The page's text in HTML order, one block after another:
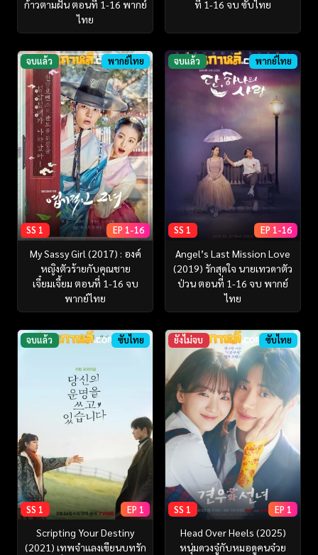
ก้าวตามฝัน ตอนที่ 1-16 พากย์
ไทย
ที่ 1-16 จบ ซับไทย
จบแล้ว พากย์ไทย
SS 1 EP 1-16
My Sassy Girl (2017) : องค์
หญิงตัวร้ายกับคุณชาย
เจี๋ยมเจี้ยม ตอนที่ 1-16 จบ
พากย์ไทย
จบแล้ว พากย์ไทย
SS 1 EP 1-16
Angel’s Last Mission Love
(2019) รักสุดใจ นายเทวดาตัว
ป่วน ตอนที่ 1-16 จบ พากย์
ไทย
จบแล้ว ซับไทย
SS 1 EP 1
Scripting Your Destiny
(2021) เทพจำแลงเขียนบทรัก
ยังไม่จบ ซับไทย
SS 1 EP 1
Head Over Heels (2025)
หนุ่มดวงจู๋กับหมอดูคนจ๋วย